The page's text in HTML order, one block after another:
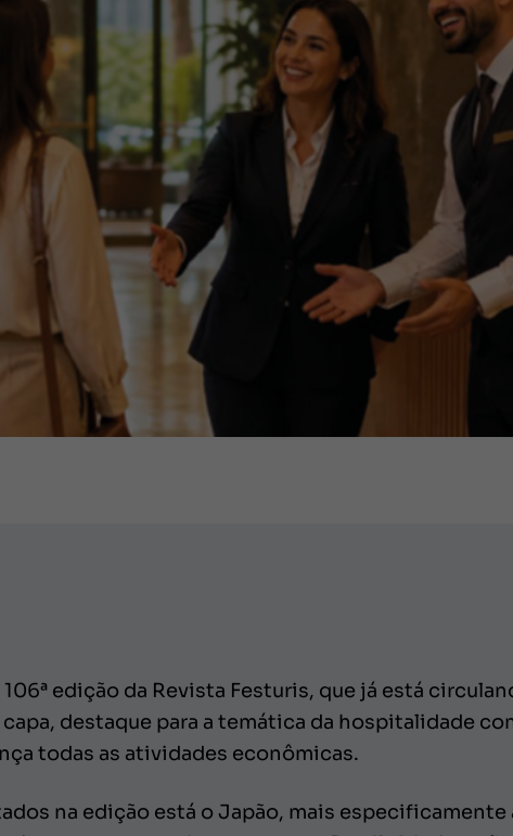
edição da Revista Festuris, que já está
destaque para a temática da hospitalidade
todas as atividades econômicas.
na edição está o Japão, mais especificamente